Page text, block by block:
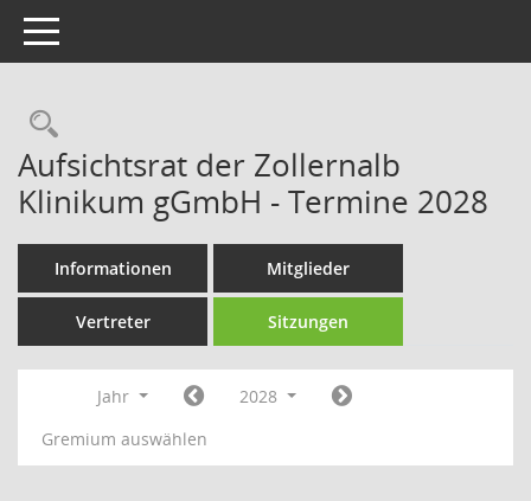
Toggle navigation
Rechercheauswahl
Aufsichtsrat der Zollernalb
Klinikum gGmbH - Termine 2028
Informationen Mitglieder
Vertreter Sitzungen
Jahr
2028
Gremium auswählen